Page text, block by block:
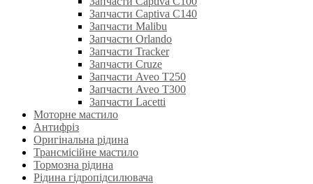
Запчасти Captiva C140
Запчасти Malibu
Запчасти Orlando
Запчасти Tracker
Запчасти Cruze
Запчасти Aveo T250
Запчасти Aveo T300
Запчасти Lacetti
Моторне мастило
Антифріз
Оригінальна рідина
Трансмісійне мастило
Тормозна рідина
Рідина гідропідсилювача